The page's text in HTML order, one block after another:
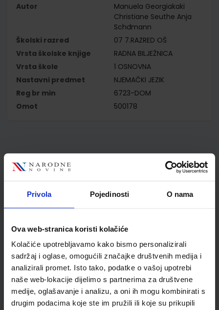
Privola Pojedinosti O nama
Ova web-stranica koristi kolačiće
Kolačiće upotrebljavamo kako bismo personalizirali
sadržaj i oglase, omogućili značajke društvenih medija i
analizirali promet. Isto tako, podatke o vašoj upotrebi
naše web-lokacije dijelimo s partnerima za društvene
medije, oglašavanje i analizu, a oni ih mogu kombinirati s
drugim podacima koje ste im pružili ili koje su prikupili
Autor
Manuela Georgiakaki
Christiane Seuthe Anja
Schđmann
Školski razred
07 7.RAZRED OŠ
Vrsta školske knjige
RADNA BILJEŽNICA
Vrsta škole
1 OSNOVNA
Nastavni predmet
NJEMAČKI JEZIK
Reg br min
6723-DOM
Omot
500178
Kupci najčešće biraju..
udžbenike; dimenzije
431x304; tip 178